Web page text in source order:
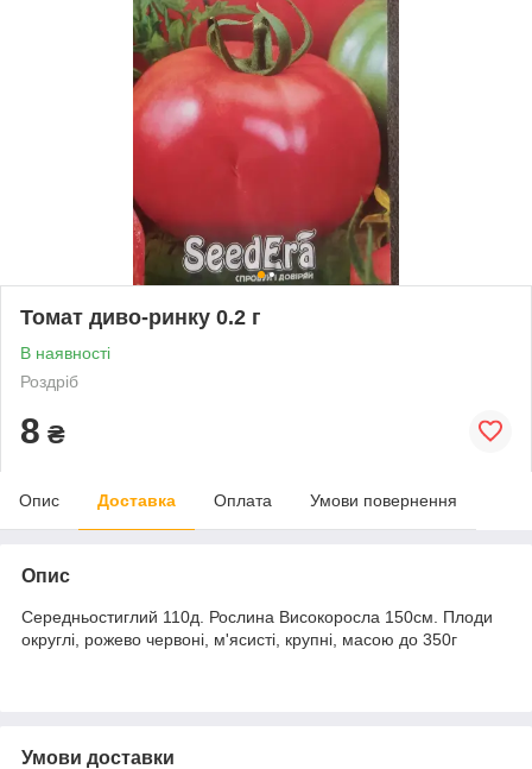
Томат диво-ринку 0.2 г
В наявності
Роздріб
8 ₴
Опис Доставка Оплата Умови повернення
Опис
Середньостиглий 110д. Рослина Високоросла 150см. Плоди
округлі, рожево червоні, м'ясисті, крупні, масою до 350г
Умови доставки